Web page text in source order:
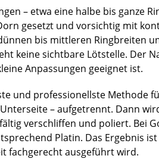
– etwa eine halbe bis ganze
gesetzt und vorsichtig mit
bis mittleren Ringbreiten
keine sichtbare Lötstelle. Der
Anpassungen geeignet ist.
und professionellste Methode
– aufgetrennt. Dann
verschliffen und poliert. Bei
Platin. Das Ergebnis
fachgerecht ausgeführt wird.